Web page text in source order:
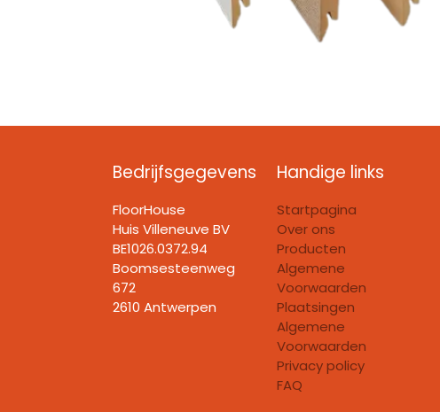
Handige links
Startpagina
Over ons
Producten
Algemene
Voorwaarden
Plaatsingen
Algemene
Voorwaarden
Privacy policy
FAQ
Bedrijfsgegevens
FloorHouse
Huis Villeneuve BV​
BE1026.0372.94
Boomsesteenweg
672
2610 Antwerpen